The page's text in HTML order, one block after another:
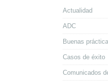
Actualidad
ADC
Buenas
Casos de éxito
Comunicados